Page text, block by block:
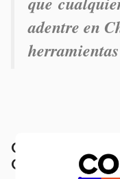
adentre en
Cómo
Coursera